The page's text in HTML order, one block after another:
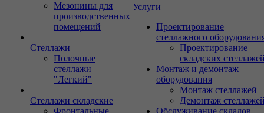
Мезонины для
производственных
помещений
Стеллажи
Полочные
стеллажи
"Легкий"
Стеллажи складские
Фронтальные
Услуги
Проектирование
стеллажного
Проектирование
складских
Монтаж и демонтаж
оборудования
Монтаж стеллажей
Демонтаж
Обслуживание складов